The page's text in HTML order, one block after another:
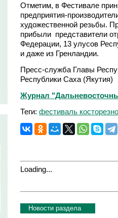
Отметим, в Фестивале
предприятия-
художественной резьбы.
прибыли представители
Федерации, 13 улусов
и даже из Гренландии.
Пресс-служба Главы
Республики Саха (Якутия)
Журнал
Теги: фестиваль
Loading...
Новости раздела